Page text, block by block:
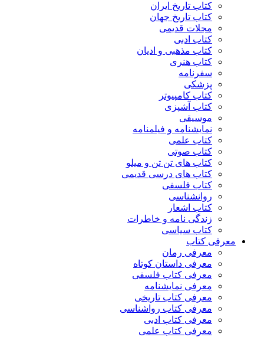
کتاب تاریخ ایران
کتاب تاریخ جهان
مجلات قدیمی
کتاب ادبی
کتاب مذهبی و ادیان
کتاب هنری
سفرنامه
پزشکی
کتاب کامپیوتر
کتاب آشپزی
موسیقی
نمایشنامه و فیلمنامه
کتاب علمی
کتاب صوتی
کتاب های تن تن و میلو
کتاب های درسی قدیمی
کتاب فلسفی
روانشناسی
کتاب اشعار
زندگی نامه و خاطرات
کتاب سیاسی
معرفی کتاب
معرفی رمان
معرفی داستان کوتاه
معرفی کتاب فلسفی
معرفی نمایشنامه
معرفی کتاب تاریخی
معرفی کتاب رواشناسی
معرفی کتاب ادبی
معرفی کتاب علمی